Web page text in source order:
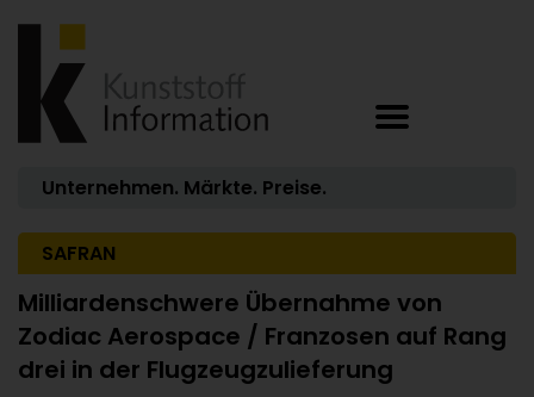
Unternehmen. Märkte. Preise.
SAFRAN
Milliardenschwere Übernahme von
Zodiac Aerospace / Franzosen auf Rang
drei in der Flugzeugzulieferung